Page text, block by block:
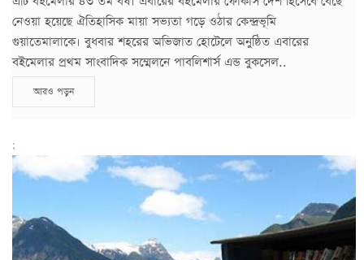
নেওয়া হয়েছে ঐতিহাসিক মায়া সভ্যতা গড়ে ওঠার কেন্দ্রভূমি
গুয়াতেমালাকে। বুধবার শহরের অভিজাত হোটেলে অনুষ্ঠিত এবারের
বইমেলার প্রথম সাংবাদিক সম্মেলনে পাবলিশার্স এন্ড বুকসেল..
আরও পড়ুন
;